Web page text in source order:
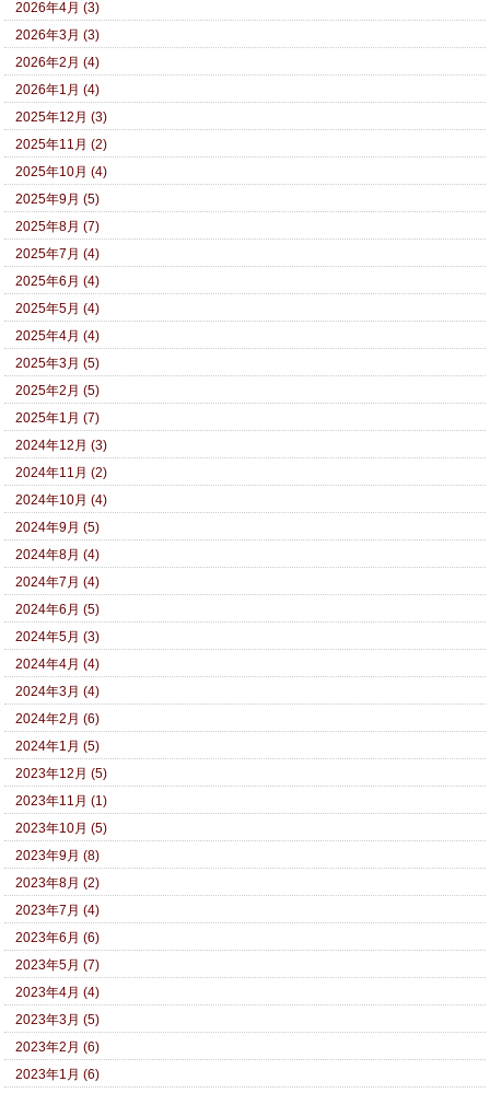
2026年4月 (3)
2026年3月 (3)
2026年2月 (4)
2026年1月 (4)
2025年12月 (3)
2025年11月 (2)
2025年10月 (4)
2025年9月 (5)
2025年8月 (7)
2025年7月 (4)
2025年6月 (4)
2025年5月 (4)
2025年4月 (4)
2025年3月 (5)
2025年2月 (5)
2025年1月 (7)
2024年12月 (3)
2024年11月 (2)
2024年10月 (4)
2024年9月 (5)
2024年8月 (4)
2024年7月 (4)
2024年6月 (5)
2024年5月 (3)
2024年4月 (4)
2024年3月 (4)
2024年2月 (6)
2024年1月 (5)
2023年12月 (5)
2023年11月 (1)
2023年10月 (5)
2023年9月 (8)
2023年8月 (2)
2023年7月 (4)
2023年6月 (6)
2023年5月 (7)
2023年4月 (4)
2023年3月 (5)
2023年2月 (6)
2023年1月 (6)